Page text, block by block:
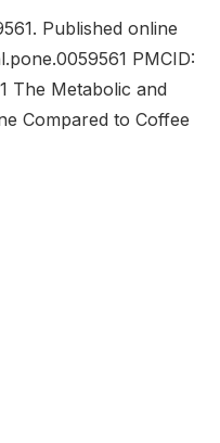
Published online
PMCID:
The Metabolic and
Compared to Coffee